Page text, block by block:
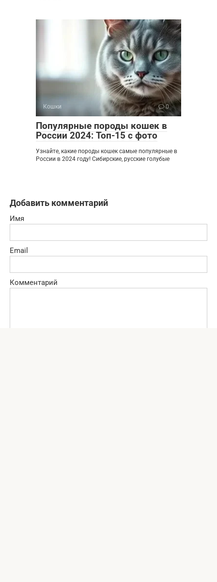
Кошки 0
Популярные породы кошек в
России 2024: Топ-15 с фото
Узнайте, какие породы кошек самые популярные в
России в 2024 году! Сибирские, русские голубые
Добавить комментарий
Имя
Email
Комментарий